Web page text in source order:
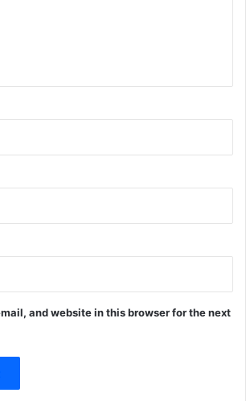
and website in this browser for the next